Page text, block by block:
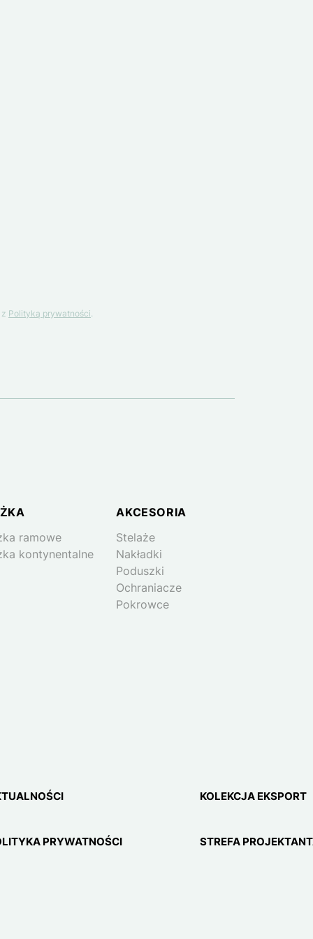
Polityką prywatności.
ramowe
kontynentalne
AKCESORIA
Stelaże
Nakładki
Poduszki
Ochraniacze
Pokrowce
KOLEKCJA EKSPORT
PRYWATNOŚCI STREFA